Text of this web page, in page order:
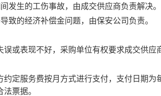
发生的工伤事故，由成交供应商负责解决。
致的经济补偿金问题，由保安公司负责。
或表现不好，采购单位有权要求成交供应
定服务费按月方式进行支付，支付日期为
票据。